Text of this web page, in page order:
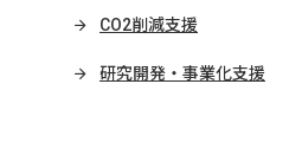
CO2削減支援
研究開発・事業化支援